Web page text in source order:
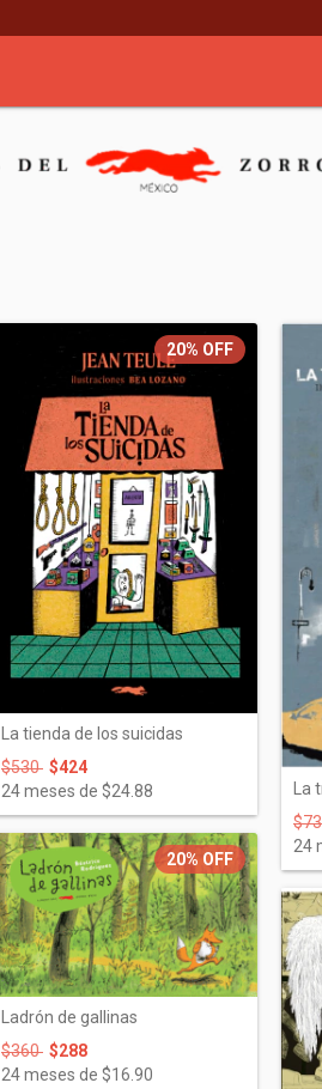
20% OFF
La tienda de los suicidas
$530 $424
24meses de $24.88
La
24
20% OFF
Ladrón de gallinas
$360 $288
24meses de $16.90